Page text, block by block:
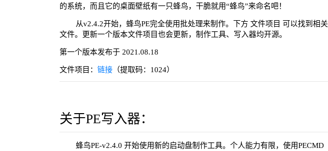
的系统，而且它的桌面壁纸有一只蜂鸟，干脆就用“蜂鸟”来命名吧！
从v2.4.2开始，蜂鸟PE完全使用批处理来制作。下方 文件项目 可以找到相关
文件。更新一个版本文件项目也会更新，制作工具、写入器均开源。
第一个版本发布于 2021.08.18
文件项目： 链接 （提取码：1024）
关于PE写入器：
蜂鸟PE-v2.4.0 开始使用新的启动盘制作工具。个人能力有限，使用PECMD